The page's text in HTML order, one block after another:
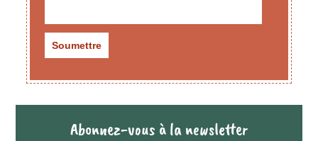
Abonnez-vous à la newsletter